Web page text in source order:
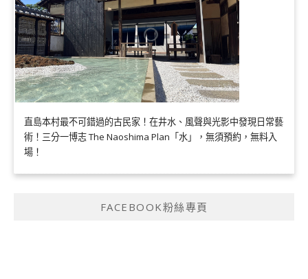
直島本村最不可錯過的古民家！在井水、風聲與光影中發現日常藝
術！三分一博志 The Naoshima Plan「水」，無須預約，無料入
場！
FACEBOOK粉絲專頁